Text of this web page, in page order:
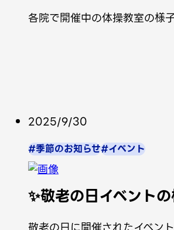
各院で開催中の体操教室の様
2025/9/30
#季節のお知らせ#イベント
✨敬老の日イベント